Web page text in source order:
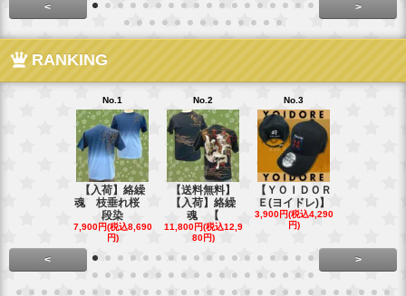
< >
RANKING
No.1
【入荷】絡繰
魂 枝垂れ桜
段染
7,900円(税込8,690
円)
No.2
【送料無料】
【入荷】絡繰
魂 【
11,800円(税込12,9
80円)
No.3
【ＹＯＩＤＯＲ
Ｅ(ヨイドレ)】
3,900円(税込4,290
円)
< >